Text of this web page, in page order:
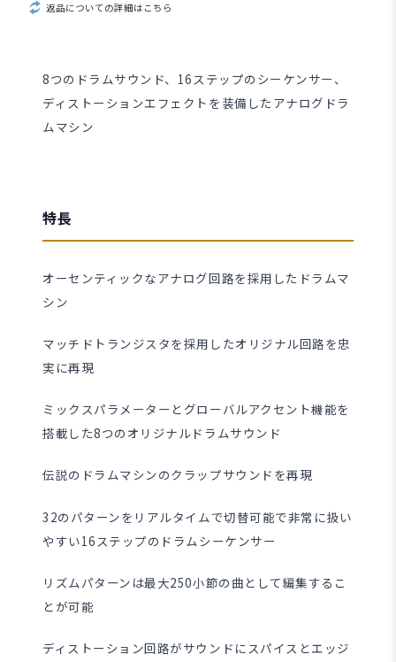
返品についての詳細はこちら
8つのドラムサウンド、16ステップのシーケンサー、
ディストーションエフェクトを装備したアナログドラ
ムマシン
特長
オーセンティックなアナログ回路を採用したドラムマ
シン
マッチドトランジスタを採用したオリジナル回路を忠
実に再現
ミックスパラメーターとグローバルアクセント機能を
搭載した8つのオリジナルドラムサウンド
伝説のドラムマシンのクラップサウンドを再現
32のパターンをリアルタイムで切替可能で非常に扱い
やすい16ステップのドラムシーケンサー
リズムパターンは最大250小節の曲として編集するこ
とが可能
ディストーション回路がサウンドにスパイスとエッジ